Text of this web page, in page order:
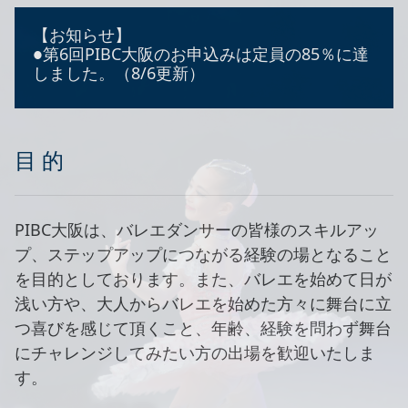
【お知らせ】
●第6回PIBC大阪のお申込みは定員の85％に達
しました。（8/6更新）
目 的
PIBC大阪は、バレエダンサーの皆様のスキルアッ
プ、ステップアップにつながる経験の場となること
を目的としております。また、バレエを始めて日が
浅い方や、大人からバレエを始めた方々に舞台に立
つ喜びを感じて頂くこと、年齢、経験を問わず舞台
にチャレンジしてみたい方の出場を歓迎いたしま
す。